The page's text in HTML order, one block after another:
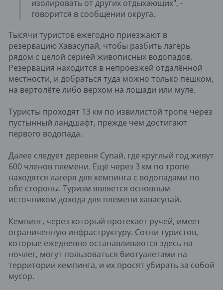
изолировать от других отдыхающих", -
говорится в сообщении округа.
Тысячи туристов ежегодно приезжают в
резервацию Хавасупай, чтобы разбить лагерь
рядом с целой серией живописных водопадов.
Резервация находится в непроезжей отдалённой
местности, и добраться туда можно только пешком,
на вертолёте либо верхом на лошади или муле.
Туристы проходят 13 км по извилистой тропе через
пустынный ландшафт, прежде чем достигают
первого водопада.
Далее следует деревня Супай, где круглый год живут
600 членов племени. Ещё через 3 км по тропе
находятся лагеря для кемпинга с водопадами по
обе стороны. Туризм является основным
источником дохода для племени хавасупай.
Кемпинг, через который протекает ручей, имеет
ограниченную инфраструктуру. Сотни туристов,
которые ежедневно останавливаются здесь на
ночлег, могут пользоваться биотуалетами на
территории кемпинга, и их просят убирать за собой
мусор.